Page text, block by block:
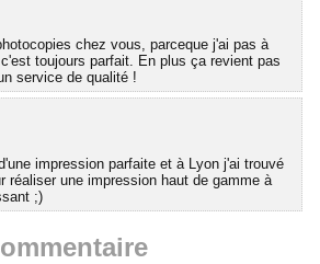
chez vous, parceque j'ai pas à
toujours parfait. En plus ça revient pas
service de qualité !
impression parfaite et à Lyon j'ai trouvé
réaliser une impression haut de gamme à
;)